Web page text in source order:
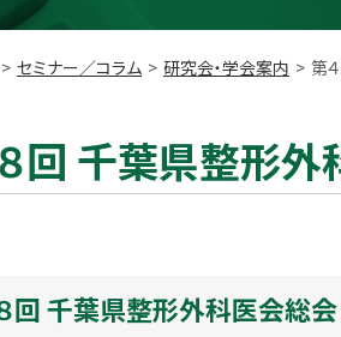
セミナー／コラム 研究会・学会案内 第
回 千葉県整形
回 千葉県整形外科医会総会